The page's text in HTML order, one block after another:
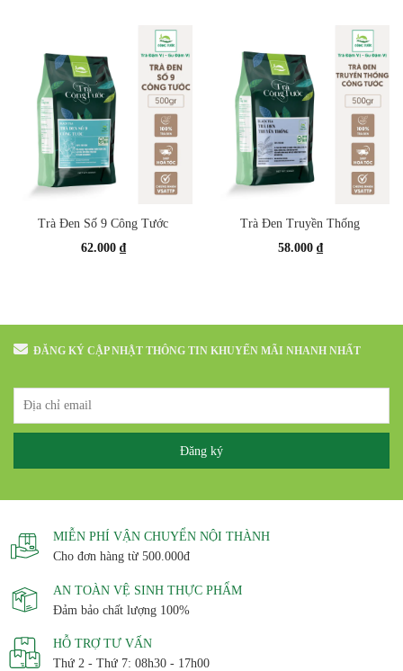
Trà Đen Số 9 Công Tước
62.000 ₫
Trà Đen Truyền Thống
58.000 ₫
ĐĂNG KÝ CẬP NHẬT THÔNG TIN KHUYẾN MÃI NHANH NHẤT
MIỄN PHÍ VẬN CHUYỂN NỘI THÀNH
Cho đơn hàng từ 500.000đ
AN TOÀN VỆ SINH THỰC PHẨM
Đảm bảo chất lượng 100%
HỖ TRỢ TƯ VẤN
Thứ 2 - Thứ 7: 08h30 - 17h00